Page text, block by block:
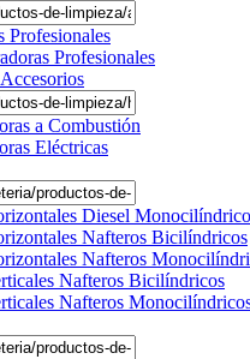
Profesionales
Profesionales
a Combustión
Eléctricas
Diesel
Nafteros Bicilíndricos
Nafteros
Nafteros Bicilíndricos
Nafteros